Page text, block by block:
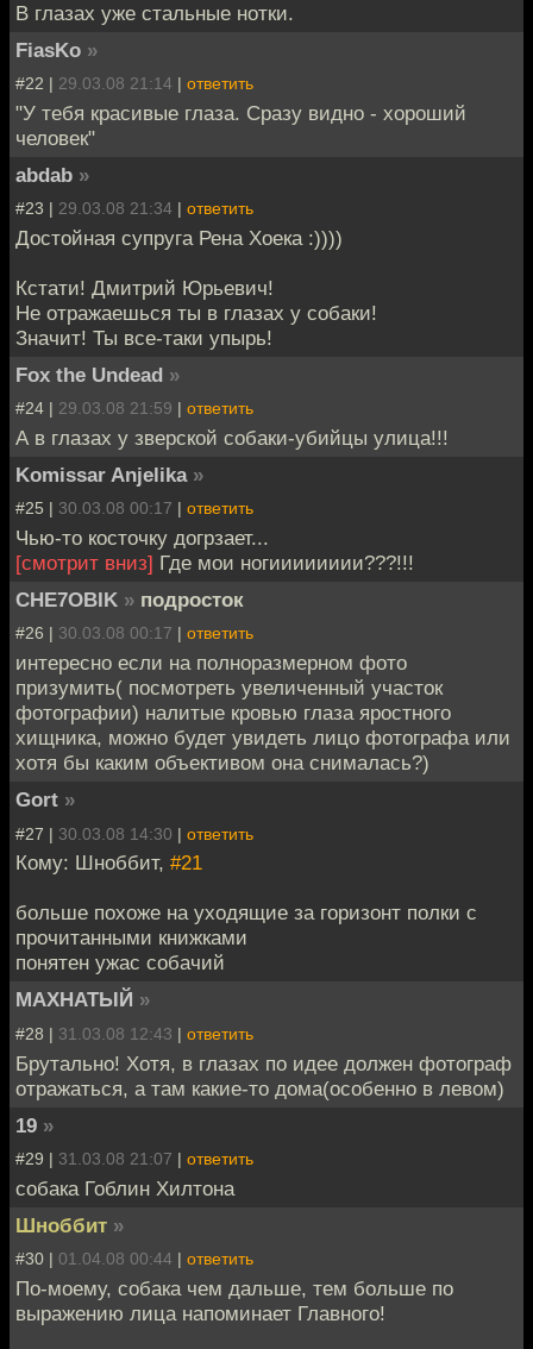
В глазах уже стальные нотки.
FiasKo »
#22 | 29.03.08 21:14 | ответить
"У тебя красивые глаза. Сразу видно - хороший
человек"
abdab »
#23 | 29.03.08 21:34 | ответить
Достойная супруга Рена Хоека :))))
Кстати! Дмитрий Юрьевич!
Не отражаешься ты в глазах у собаки!
Значит! Ты все-таки упырь!
Fox the Undead »
#24 | 29.03.08 21:59 | ответить
А в глазах у зверской собаки-убийцы улица!!!
Komissar Anjelika »
#25 | 30.03.08 00:17 | ответить
Чью-то косточку догрзает...
[смотрит вниз] Где мои ногииииииии???!!!
CHE7OBIK » подросток
#26 | 30.03.08 00:17 | ответить
интересно если на полноразмерном фото
призумить( посмотреть увеличенный участок
фотографии) налитые кровью глаза яростного
хищника, можно будет увидеть лицо фотографа или
хотя бы каким объективом она снималась?)
Gort »
#27 | 30.03.08 14:30 | ответить
Кому: Шноббит, #21
больше похоже на уходящие за горизонт полки с
прочитанными книжками
понятен ужас собачий
МАХНАТЫЙ »
#28 | 31.03.08 12:43 | ответить
Брутально! Хотя, в глазах по идее должен фотограф
отражаться, а там какие-то дома(особенно в левом)
19 »
#29 | 31.03.08 21:07 | ответить
собака Гоблин Хилтона
Шноббит »
#30 | 01.04.08 00:44 | ответить
По-моему, собака чем дальше, тем больше по
выражению лица напоминает Главного!